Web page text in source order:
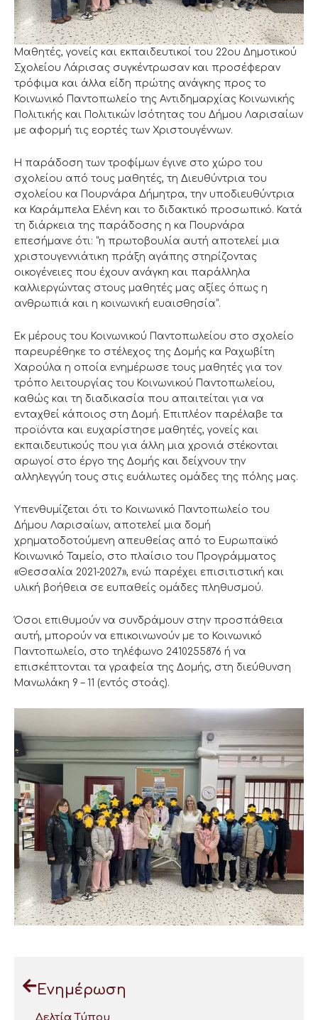
Μαθητές, γονείς και εκπαιδευτικοί του 22ου Δημοτικού
Σχολείου Λάρισας συγκέντρωσαν και προσέφεραν
τρόφιμα και άλλα είδη πρώτης ανάγκης προς το
Κοινωνικό Παντοπωλείο της Αντιδημαρχίας Κοινωνικής
Πολιτικής και Πολιτικών Ισότητας του Δήμου Λαρισαίων
με αφορμή τις εορτές των Χριστουγέννων.
Η παράδοση των τροφίμων έγινε στο χώρο του
σχολείου από τους μαθητές, τη Διευθύντρια του
σχολείου κα Πουρνάρα Δήμητρα, την υποδιευθύντρια
κα Καράμπελα Ελένη και το διδακτικό προσωπικό. Κατά
τη διάρκεια της παράδοσης η κα Πουρνάρα
επεσήμανε ότι: “η πρωτοβουλία αυτή αποτελεί μια
χριστουγεννιάτικη πράξη αγάπης στηρίζοντας
οικογένειες που έχουν ανάγκη και παράλληλα
καλλιεργώντας στους μαθητές μας αξίες όπως η
ανθρωπιά και η κοινωνική ευαισθησία”.
Εκ μέρους του Κοινωνικού Παντοπωλείου στο σχολείο
παρευρέθηκε το στέλεχος της Δομής κα Ραχωβίτη
Χαρούλα η οποία ενημέρωσε τους μαθητές για τον
τρόπο λειτουργίας του Κοινωνικού Παντοπωλείου,
καθώς και τη διαδικασία που απαιτείται για να
ενταχθεί κάποιος στη Δομή. Επιπλέον παρέλαβε τα
προϊόντα και ευχαρίστησε μαθητές, γονείς και
εκπαιδευτικούς που για άλλη μια χρονιά στέκονται
αρωγοί στο έργο της Δομής και δείχνουν την
αλληλεγγύη τους στις ευάλωτες ομάδες της πόλης μας.
Υπενθυμίζεται ότι το Κοινωνικό Παντοπωλείο του
Δήμου Λαρισαίων, αποτελεί μια δομή
χρηματοδοτούμενη απευθείας από το Ευρωπαϊκό
Κοινωνικό Ταμείο, στο πλαίσιο του Προγράμματος
«Θεσσαλία 2021-2027», ενώ παρέχει επισιτιστική και
υλική βοήθεια σε ευπαθείς ομάδες πληθυσμού.
Όσοι επιθυμούν να συνδράμουν στην προσπάθεια
αυτή, μπορούν να επικοινωνούν με το Κοινωνικό
Παντοπωλείο, στο τηλέφωνο 2410255876 ή να
επισκέπτονται τα γραφεία της Δομής, στη διεύθυνση
Μανωλάκη 9 – 11 (εντός στοάς).
Ενημέρωση
Δελτία Τύπου